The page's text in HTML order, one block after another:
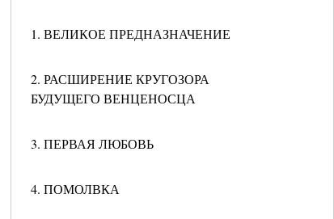
1. ВЕЛИКОЕ ПРЕДНАЗНАЧЕНИЕ
2. РАСШИРЕНИЕ КРУГОЗОРА
БУДУЩЕГО ВЕНЦЕНОСЦА
3. ПЕРВАЯ ЛЮБОВЬ
4. ПОМОЛВКА